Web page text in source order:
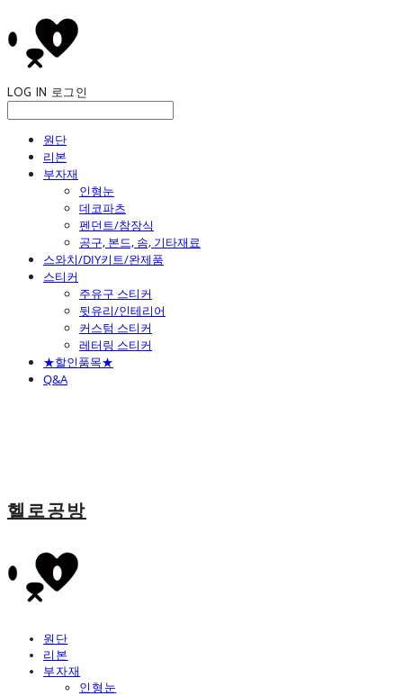
LOG IN 로그인
원단
리본
부자재
인형눈
데코파츠
펜던트/참장식
공구, 본드, 솜, 기타재료
스와치/DIY키트/완제품
스티커
주유구 스티커
뒷유리/인테리어
커스텀 스티커
레터링 스티커
★할인품목★
Q&A
헬로공방
원단
리본
부자재
인형눈